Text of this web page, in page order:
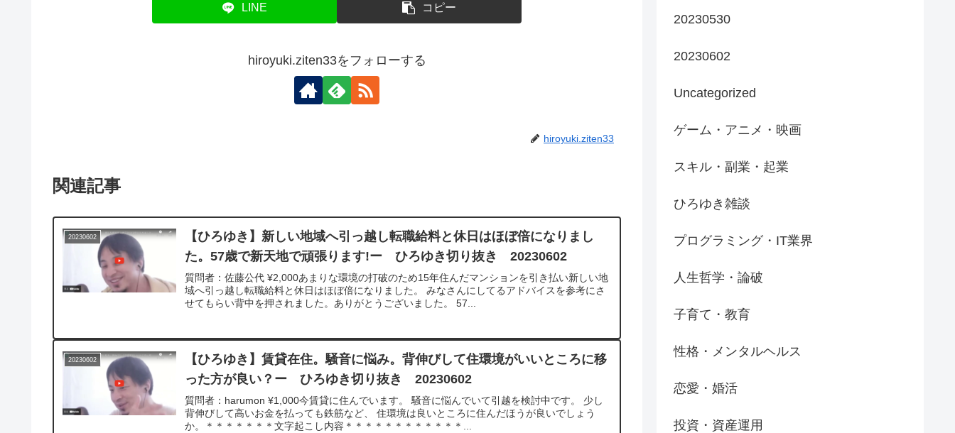
LINE コピー
hiroyuki.ziten33をフォローする
hiroyuki.ziten33
関連記事
20230602
【ひろゆき】新しい地域へ引っ越し転職給料と休日はほぼ倍になりまし
た。57歳で新天地で頑張ります!ー ひろゆき切り抜き 20230602
質問者：佐藤公代 ¥2,000あまりな環境の打破のため15年住んだマンションを引き払い新しい地
域へ引っ越し転職給料と休日はほぼ倍になりました。 みなさんにしてるアドバイスを参考にさ
せてもらい背中を押されました。ありがとうございました。 57...
20230602
【ひろゆき】賃貸在住。騒音に悩み。背伸びして住環境がいいところに移
った方が良い？ー ひろゆき切り抜き 20230602
質問者：harumon ¥1,000今賃貸に住んでいます。 騒音に悩んでいて引越を検討中です。 少し
背伸びして高いお金を払っても鉄筋など、 住環境は良いところに住んだほうが良いでしょう
か。＊＊＊＊＊＊＊文字起こし内容＊＊＊＊＊＊＊＊＊＊＊＊...
20230530
20230602
Uncategorized
ゲーム・アニメ・映画
スキル・副業・起業
ひろゆき雑談
プログラミング・IT業界
人生哲学・論破
子育て・教育
性格・メンタルヘルス
恋愛・婚活
投資・資産運用